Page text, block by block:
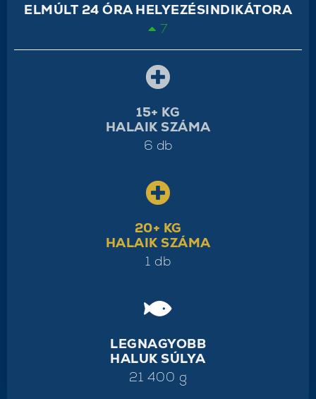
ELMÚLT 24 ÓRA HELYEZÉSINDIKÁTORA
7
15+ KG
HALAIK SZÁMA
6 db
20+ KG
HALAIK SZÁMA
1 db
LEGNAGYOBB
HALUK SÚLYA
21 400 g